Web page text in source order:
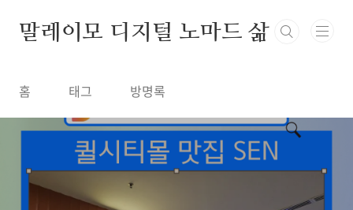
말레이모 디지털 노마드 삶
홈 태그 방명록